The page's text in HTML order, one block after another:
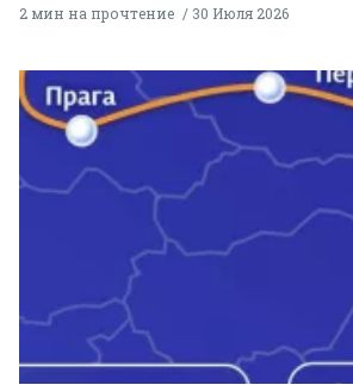
2 мин на прочтение 30 Июля 2026